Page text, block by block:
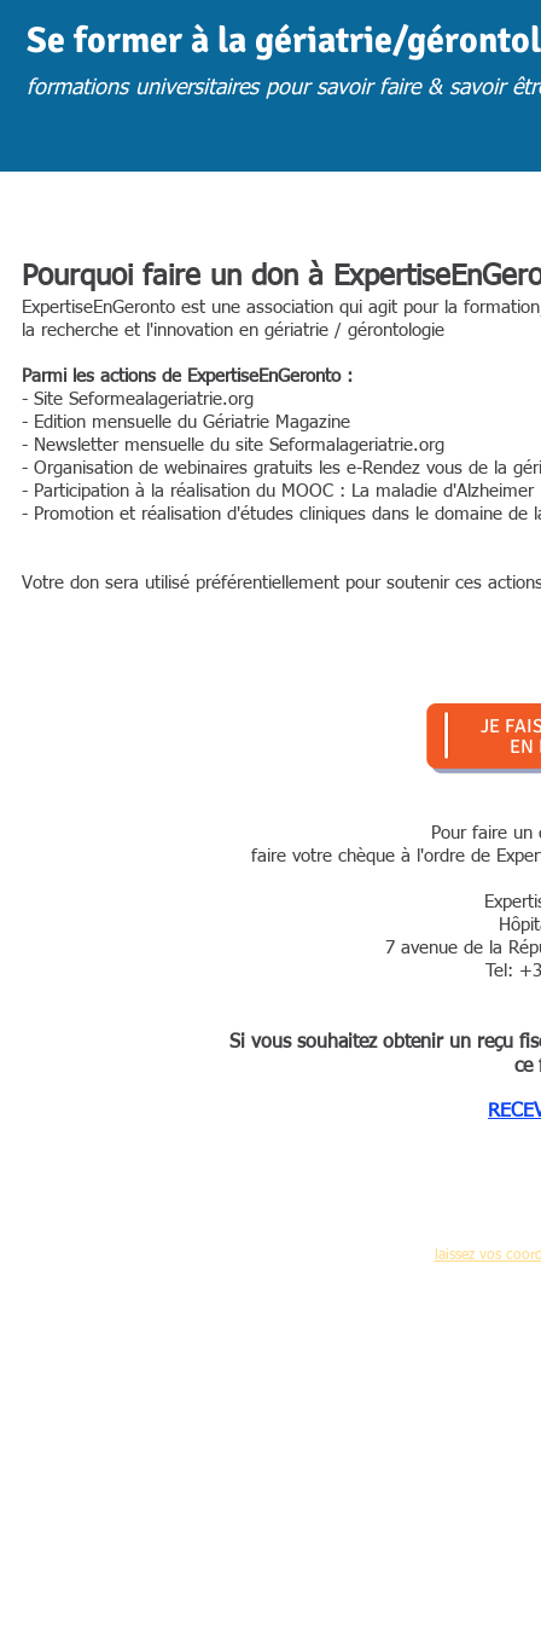
Se former à la gériatrie/
formations universitaires pour savoir faire & savoir
Pourquoi faire un don à
ExpertiseEnGeronto est une association qui agit pour la
la recherche et l'innovation en gériatrie / gérontologie
Parmi les actions de ExpertiseEnGeronto :
- Site Seformealageriatrie.org
- Edition mensuelle du Gériatrie Magazine
- Newsletter mensuelle du site Seformalageriatrie.org
- Organisation de webinaires gratuits les e-Rendez vous de la
- Participation à la réalisation du MOOC : La maladie
- Promotion et réalisation d'études cliniques dans l e domaine de
Votre don sera utilisé préférentiellement pour soutenir ces
JE
EN
Pour faire un
faire votre chèque à l'ordre de
7 avenue de la
Tel:
Si vous souhaitez obtenir un reçu
ce
laissez vos